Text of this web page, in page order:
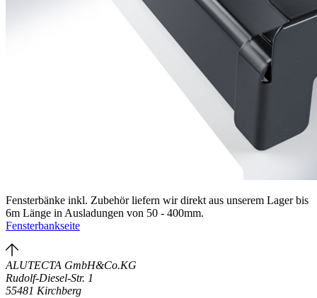
Fensterbänke inkl. Zubehör liefern wir direkt aus unserem Lager bis
6m Länge in Ausladungen von 50 - 400mm.
Fensterbankseite
ALUTECTA GmbH&Co.KG
Rudolf-Diesel-Str. 1
55481 Kirchberg